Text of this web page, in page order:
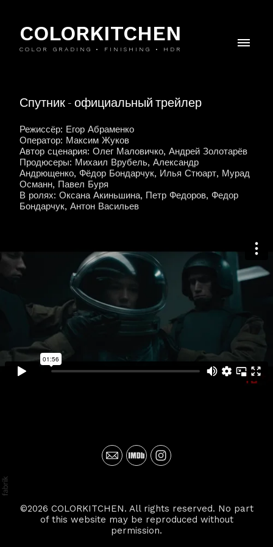
COLORKITCHEN
COLOR GRADING • FINISHING • HDR
Спутник - официальный трейлер
Режиссёр: Егор Абраменко
Оператор: Максим Жуков
Автор сценария: Олег Маловичко, Андрей Золотарёв
Продюсеры: Михаил Врубель, Александр
Андрющенко, Фёдор Бондарчук, Илья Стюарт, Мурад
Османн, Павел Буря
В ролях: Оксана Акиньшина, Петр Федоров, Федор
Бондарчук, Антон Васильев
©2026 COLORKITCHEN. All rights reserved. No part
of this website may be reproduced without
permission.